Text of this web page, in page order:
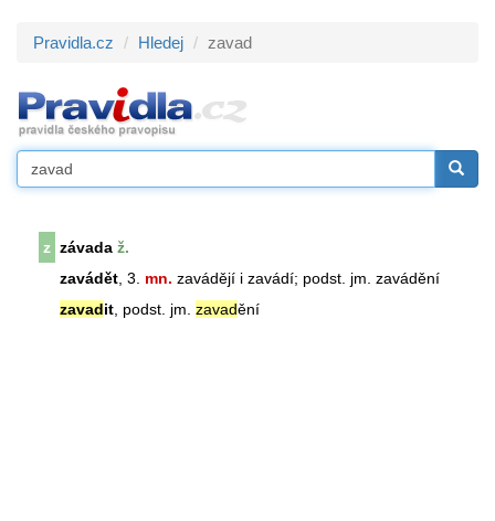
Pravidla.cz Hledej zavad
z závada ž.
zavádět , 3. mn. zavádějí i zavádí; podst. jm. zavádění
zavadit , podst. jm. zavadění